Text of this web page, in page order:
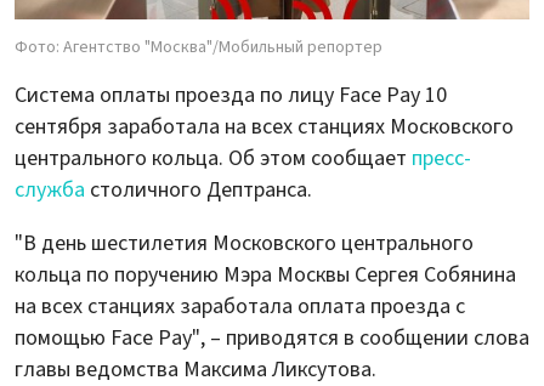
Фото: Агентство "Москва"/Мобильный репортер
Система оплаты проезда по лицу Face Pay 10
сентября заработала на всех станциях Московского
центрального кольца. Об этом сообщает пресс-
служба столичного Дептранса.
"В день шестилетия Московского центрального
кольца по поручению Мэра Москвы Сергея Собянина
на всех станциях заработала оплата проезда с
помощью Face Pay", – приводятся в сообщении слова
главы ведомства Максима Ликсутова.